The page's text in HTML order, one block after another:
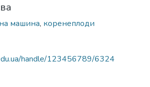
машина, коренеплоди
handle/123456789/6324